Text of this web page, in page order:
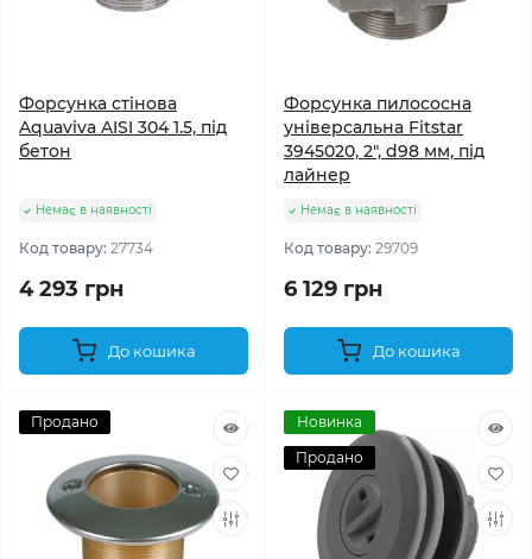
Форсунка стінова
Aquaviva AISI 304 1.5, під
бетон
Немає в наявності
Код товару: 27734
4 293 грн
До кошика
Форсунка пилососна
універсальна Fitstar
3945020, 2", d98 мм, під
лайнер
Немає в наявності
Код товару: 29709
6 129 грн
До кошика
Продано
Новинка
Продано